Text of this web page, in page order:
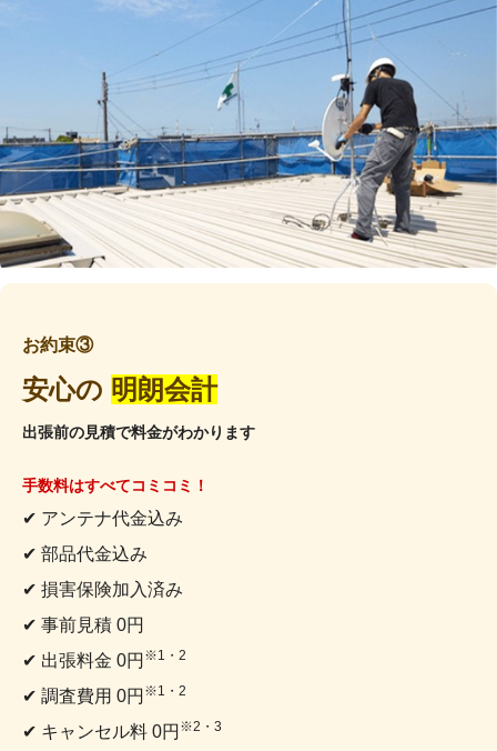
お約束③
安心の 明朗会計
出張前の見積で料金がわかります
手数料はすべてコミコミ！
✔ アンテナ代金込み
✔ 部品代金込み
✔ 損害保険加入済み
✔ 事前見積 0円
✔ 出張料金 0円 ※1・2
✔ 調査費用 0円 ※1・2
✔ キャンセル料 0円 ※2・3